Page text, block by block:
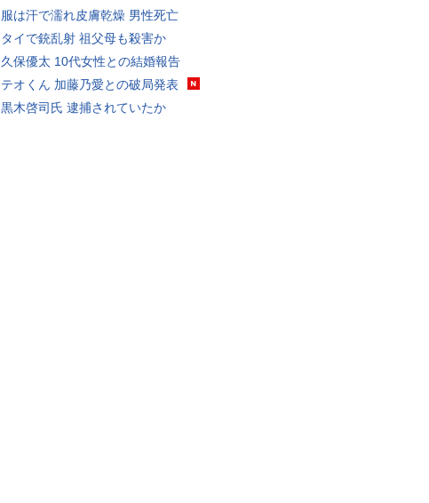
服は汗で濡れ皮膚乾燥 男性死亡
タイで銃乱射 祖父母も殺害か
久保優太 10代女性との結婚報告
テオくん 加藤乃愛との破局発表
黒木啓司氏 逮捕されていたか